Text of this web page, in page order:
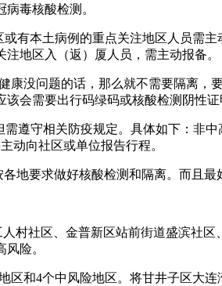
毒核酸检测。
有本土病例的重点关注地区人员需
地区入（返）厦人员，需主动报备。
康没问题的话，那么就不需要隔离
会需要出行码绿码或核酸检测阴性证
遵守相关防疫规定。具体如下：非
动向社区或单位报告行程。
地要求做好核酸检测和隔离。而且
村社区、金普新区站前街道盛滨社
险。
区和4个中风险地区。将甘井子区大